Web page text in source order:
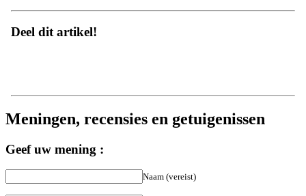
Deel dit artikel!
Meningen, recensies en getuigenissen
Geef uw mening :
Naam (vereist)